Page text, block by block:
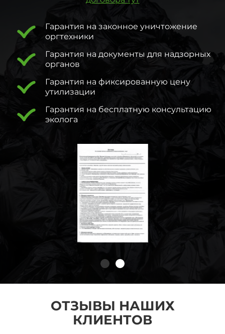
Гарантия на законное уничтожение
оргтехники
Гарантия на документы для надзорных
органов
Гарантия на фиксированную цену
утилизации
Гарантия на бесплатную консультацию
эколога
ОТЗЫВЫ НАШИХ
КЛИЕНТОВ